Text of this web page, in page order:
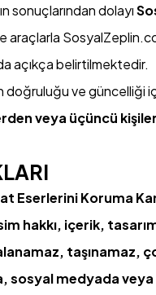
sonuçlarından dolayı
açıkça belirtilmektedir.
doğruluğu ve güncelliği
veya üçüncü
Eserlerini Koruma
hakkı, içerik,
taşınamaz,
sosyal medyada